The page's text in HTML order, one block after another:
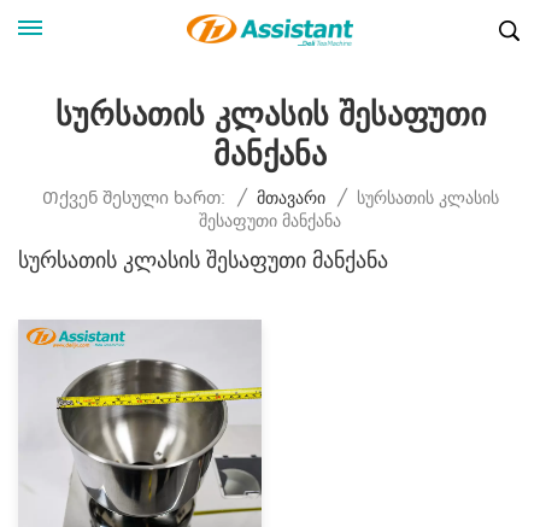
Სურსათის Კლასის Შესაფუთი
Მანქანა
Თქვენ Შესული Ხართ: / Მთავარი / Სურსათის Კლასის
Შესაფუთი Მანქანა
Სურსათის Კლასის Შესაფუთი Მანქანა